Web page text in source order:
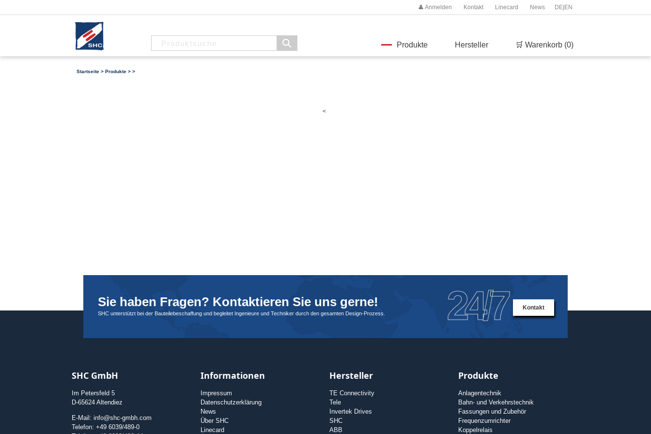
DE| EN
👤 Anmelden Kontakt Linecard News
Produkte Hersteller 🛒 Warenkorb (0)
Startseite > Produkte > >
<
Sie haben Fragen? Kontaktieren Sie uns gerne!
SHC unterstützt bei der Bauteilebeschaffung und begleitet Ingenieure und Techniker durch den gesamten Design-Prozess. 24/7 Kontakt
SHC GmbH
Im Petersfeld 5
D-65624 Altendiez
E-Mail: info@shc-gmbh.com
Telefon: +49 6039/489-0
Informationen
Impressum
Datenschutzerklärung
News
Über SHC
Linecard
Hersteller
TE Connectivity
Tele
Invertek Drives
SHC
ABB
Produkte
Anlagentechnik
Bahn- und Verkehrstechnik
Fassungen und Zubehör
Frequenzumrichter
Koppelrelais